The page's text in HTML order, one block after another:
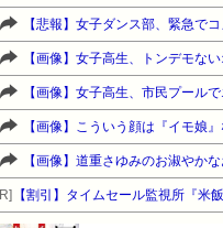
【悲報】女子ダンス部、緊急で
【画像】女子高生、トンデモな
【画像】女子高生、市民プール
【画像】こういう顔は『イモ娘
【画像】道重さゆみのお淑やか
【割引】タイムセール監視所『米飯